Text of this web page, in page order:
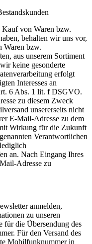
von Waren bzw.
behalten wir uns vor,
Waren bzw.
aus unserem Sortiment
keine gesonderte
erfolgt
Interesses an
6 Abs. 1 lit. f DSGVO.
zu diesem Zweck
unsererseits nicht
E-Mail-Adresse zu dem
Wirkung für die Zukunft
Verantwortlichen
an. Nach Eingang Ihres
Adresse zu
anmelden,
zu unseren
für die Übersendung des
Für den Versand des
Mobilfunknummer in